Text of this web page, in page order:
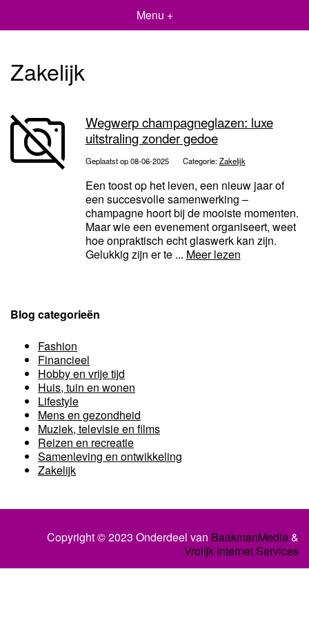
Menu +
Zakelijk
Wegwerp champagneglazen: luxe
uitstraling zonder gedoe
Geplaatst op 08-06-2025 Categorie:Zakelijk
Een toost op het leven, een nieuw jaar of
een succesvolle samenwerking –
champagne hoort bij de mooiste momenten.
Maar wie een evenement organiseert, weet
hoe onpraktisch echt glaswerk kan zijn.
Gelukkig zijn er te ... Meer lezen
Blog categorieën
Fashion
Financieel
Hobby en vrije tijd
Huis, tuin en wonen
Lifestyle
Mens en gezondheid
Muziek, televisie en films
Reizen en recreatie
Samenleving en ontwikkeling
Zakelijk
Copyright © 2023 Onderdeel van BaakmanMedia&
Vrolijk Internet Services